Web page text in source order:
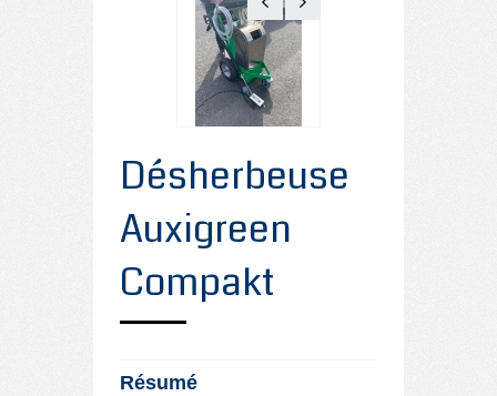
Désherbeuse
Auxigreen
Compakt
Résumé